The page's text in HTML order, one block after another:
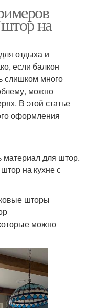
на
отдыха и
если балкон
слишком много
можно
В этой статье
оформления
для штор.
на кухне с
шторы
можно